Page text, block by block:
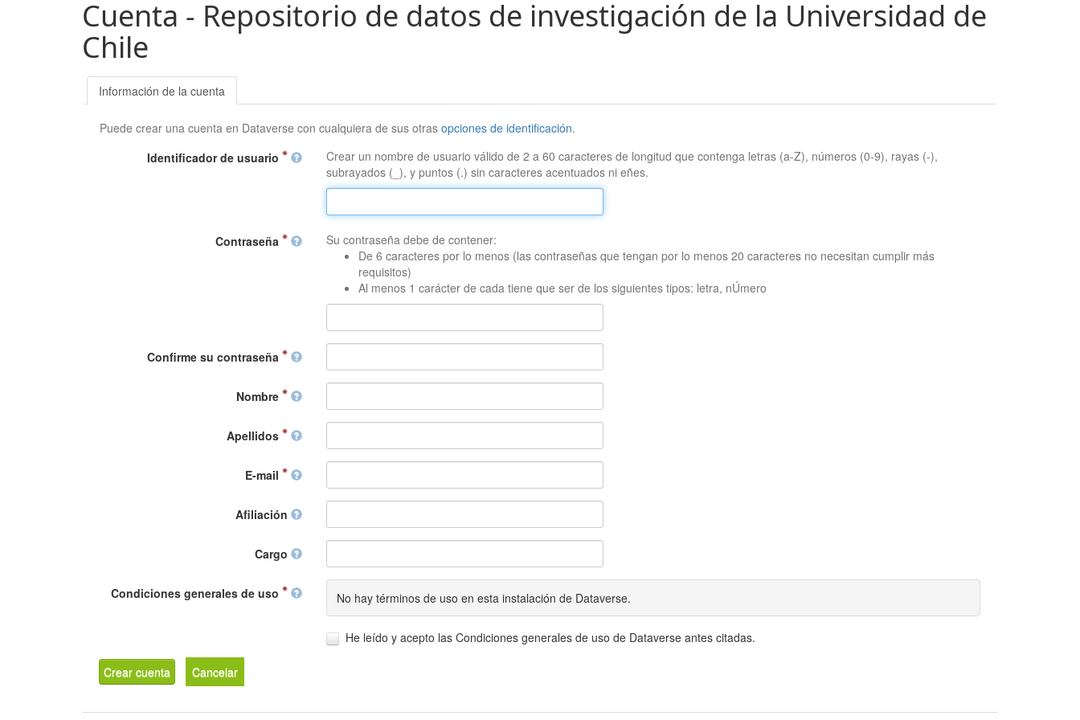
Cuenta - Repositorio de datos de investigación de la Universidad de
Chile
Información de la cuenta
Puede crear una cuenta en Dataverse con cualquiera de sus otrasopciones de identificación.
Identificador de usuario
Crear un nombre de usuario válido de 2 a 60 caracteres de longitud que contenga letras (a-Z), números (0-9), rayas (-),
subrayados (_), y puntos (.) sin caracteres acentuados ni eñes.
Contraseña
Su contraseña debe de contener:
De 6 caracteres por lo menos (las contraseñas que tengan por lo menos 20 caracteres no necesitan cumplir más
requisitos)
Al menos 1 carácter de cada tiene que ser de los siguientes tipos: letra, nÚmero
Confirme su contraseña
Nombre
Apellidos
E-mail
Afiliación
Cargo
Condiciones generales de uso No hay términos de uso en esta instalación de Dataverse.
He leído y acepto las Condiciones generales de uso de Dataverse antes citadas.
Crear cuenta Cancelar